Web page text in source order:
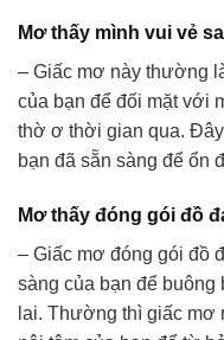
Mơ thấy mình vui vẻ
– Giấc mơ này thường
của bạn để đối mặt với
thờ ơ thời gian qua.
bạn đã sẵn sàng để ổn
Mơ thấy đóng gói đồ
– Giấc mơ đóng gói đồ
sàng của bạn để
lai. Thường thì giấc mơ